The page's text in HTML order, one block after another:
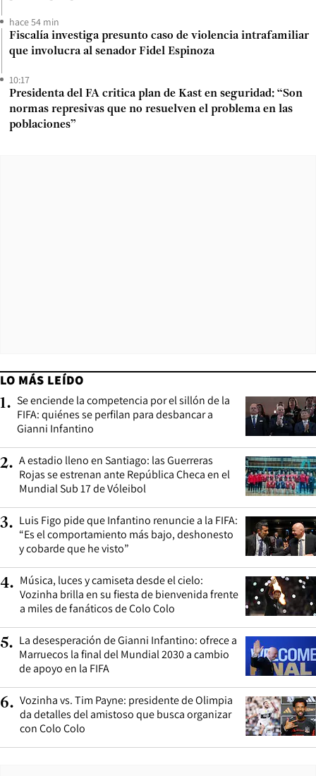
hace 54 min
Fiscalía investiga presunto caso de violencia intrafamiliar
que involucra al senador Fidel Espinoza
10:17
Presidenta del FA critica plan de Kast en seguridad: “Son
normas represivas que no resuelven el problema en las
poblaciones”
LO MÁS LEÍDO
1. Se enciende la competencia por el sillón de la
FIFA: quiénes se perfilan para desbancar a
Gianni Infantino
2. A estadio lleno en Santiago: las Guerreras
Rojas se estrenan ante República Checa en el
Mundial Sub 17 de Vóleibol
3. Luis Figo pide que Infantino renuncie a la FIFA:
“Es el comportamiento más bajo, deshonesto
y cobarde que he visto”
4. Música, luces y camiseta desde el cielo:
Vozinha brilla en su fiesta de bienvenida frente
a miles de fanáticos de Colo Colo
5. La desesperación de Gianni Infantino: ofrece a
Marruecos la final del Mundial 2030 a cambio
de apoyo en la FIFA
6. Vozinha vs. Tim Payne: presidente de Olimpia
da detalles del amistoso que busca organizar
con Colo Colo